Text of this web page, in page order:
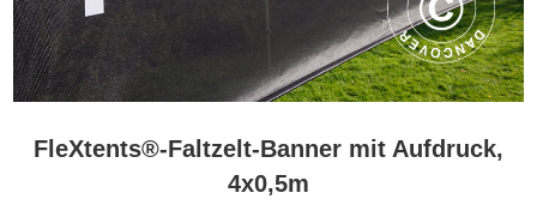
FleXtents®-Faltzelt-Banner mit Aufdruck,
4x0,5m